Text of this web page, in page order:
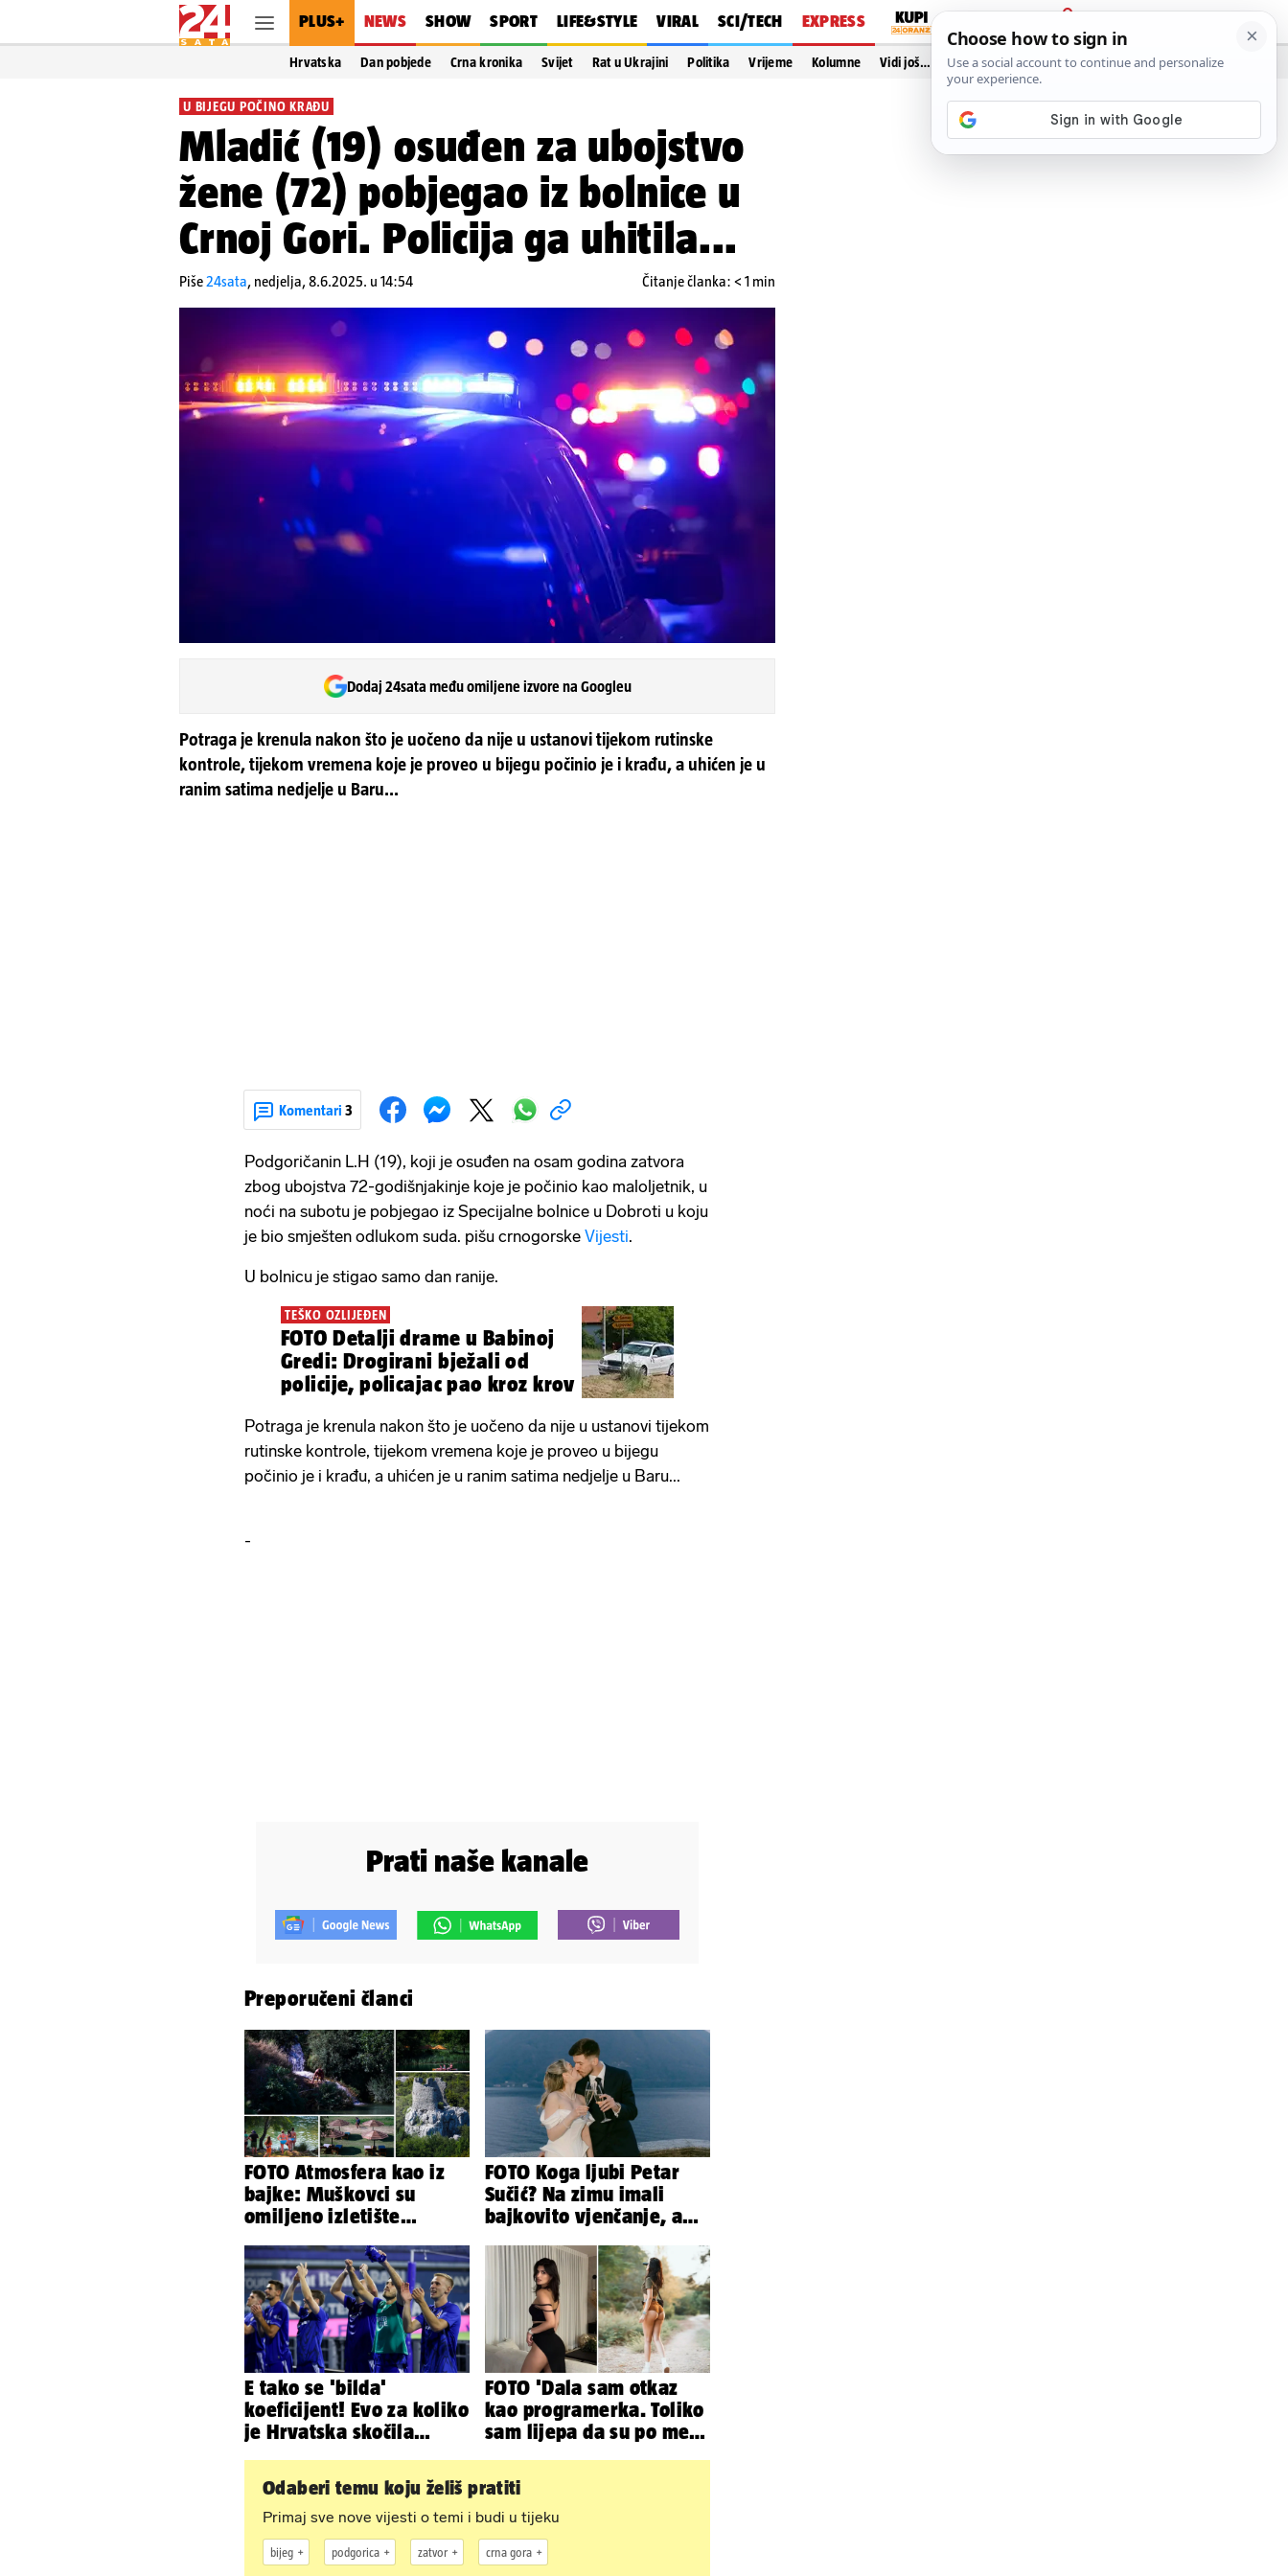
PLUS+ NEWS SHOW SPORT LIFE&STYLE VIRAL SCI/TECH EXPRESS
PRIJAVA
Hrvatska Dan pobjede Crna kronika Svijet Rat u Ukrajini Politika Vrijeme Kolumne Vidi još…
U BIJEGU POČINO KRAĐU
Mladić (19) osuđen za ubojstvo
žene (72) pobjegao iz bolnice u
Crnoj Gori. Policija ga uhitila...
Piše24sata, nedjelja, 8.6.2025. u 14:54 Čitanje članka: < 1 min
Dodaj 24sata među omiljene izvore na Googleu
Potraga je krenula nakon što je uočeno da nije u ustanovi tijekom rutinske
kontrole, tijekom vremena koje je proveo u bijegu počinio je i krađu, a uhićen je u
ranim satima nedjelje u Baru...
Komentari 3
Podgoričanin L.H (19), koji je osuđen na osam godina zatvora
zbog ubojstva 72-godišnjakinje koje je počinio kao maloljetnik, u
noći na subotu je pobjegao iz Specijalne bolnice u Dobroti u koju
je bio smješten odlukom suda. pišu crnogorske Vijesti.
U bolnicu je stigao samo dan ranije.
TEŠKO OZLIJEĐEN
FOTO Detalji drame u Babinoj
Gredi: Drogirani bježali od
policije, policajac pao kroz krov
Potraga je krenula nakon što je uočeno da nije u ustanovi tijekom
rutinske kontrole, tijekom vremena koje je proveo u bijegu
počinio je i krađu, a uhićen je u ranim satima nedjelje u Baru...
-
Prati naše kanale
Preporučeni članci
FOTO Atmosfera kao iz
bajke: Muškovci su
omiljeno izletište
zašto
FOTO Koga ljubi Petar
Sučić? Na zimu imali
bajkovito vjenčanje, a
sin!
E tako se 'bilda'
koeficijent! Evo za koliko
je Hrvatska skočila
klubova
FOTO 'Dala sam otkaz
kao programerka. Toliko
sam lijepa da su po meni
Odaberi temu koju želiš pratiti
Primaj sve nove vijesti o temi i budi u tijeku
bijeg podgorica zatvor crna gora